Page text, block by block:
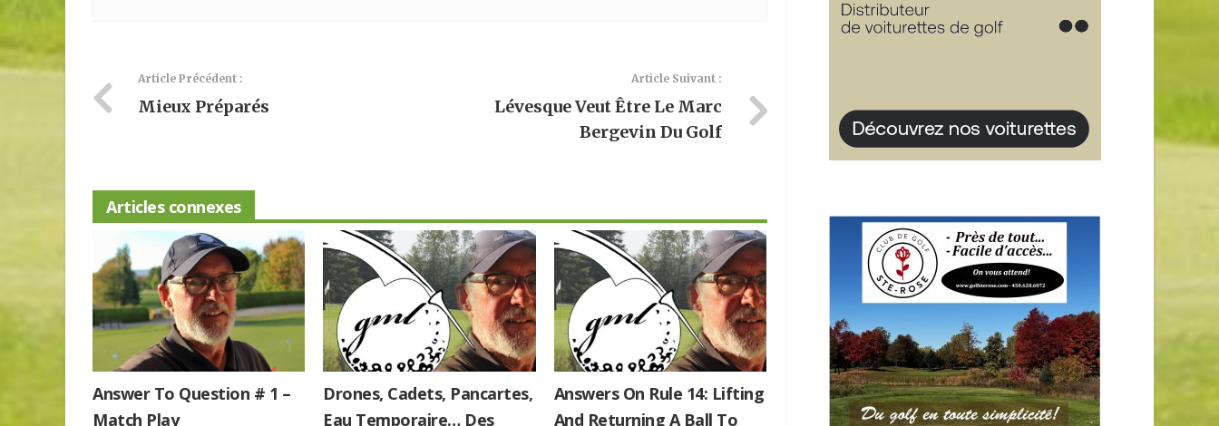
Article Précédent :
Mieux Préparés
Article Suivant :
Lévesque Veut Être Le Marc
Bergevin Du Golf
Articles connexes
Answer To Question # 1 –
Match Play
Drones, Cadets, Pancartes,
Eau Temporaire… Des
Answers On Rule 14: Lifting
And Returning A Ball To